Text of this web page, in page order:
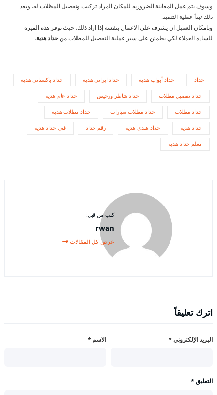
وسوف يتم عمل المعاينة الضروريه للمكان المراد تركيب وتفصيل المظلات له، وبعد
ذلك تبدأ عملية التنفيذ.
وبامكان العميل ان يشرف على الاعمال بنفسه إذا اراد ذلك، حيث نوفر هذه الميزه
للساده العملاء لكي يطمئن على سير عملية التفصيل للمظلات من حداد هدية.
حداد حداد أبواب هدية حداد ايراني هدية حداد باكستاني هدية
حداد تفصيل مظلات حداد شاطر ورخيص حداد عام هدية
حداد مظلات حداد مظلات سيارات حداد مظلات هدية
حداد هدية حداد هندي هدية رقم حداد فني حداد هدية
معلم حداد هدية
كتب من قبل:
rwan
عرض كل المقالات
اترك تعليقاً
الاسم * البريد الإلكتروني *
التعليق *